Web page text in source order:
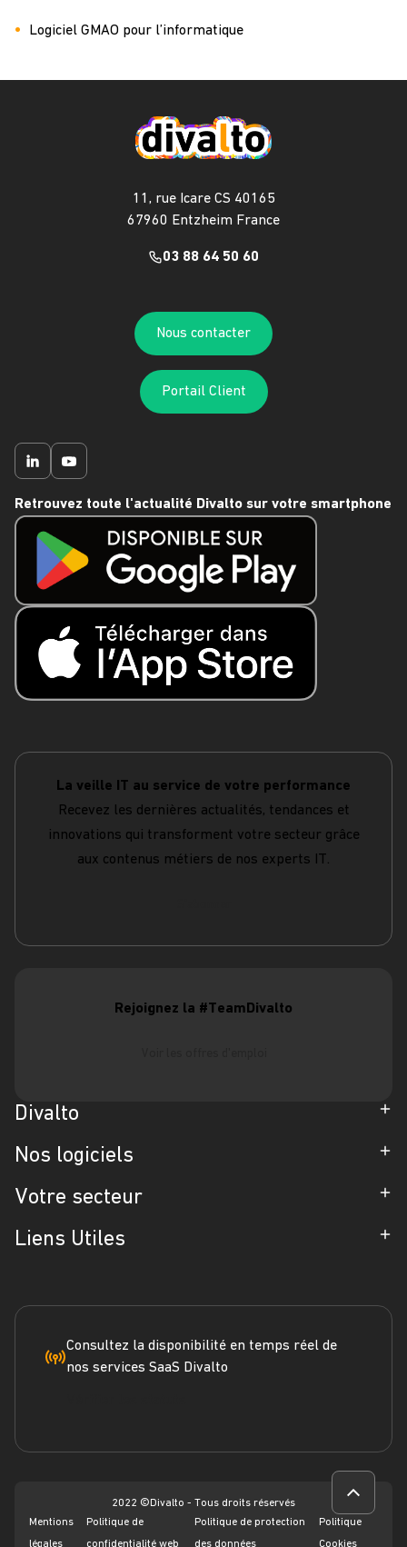
Logiciel GMAO pour l’informatique
11, rue Icare CS 40165
67960 Entzheim France
03 88 64 50 60
Nous contacter
Portail Client
Retrouvez toute l'actualité Divalto sur votre smartphone
La veille IT au service de votre performance
Recevez les dernières actualités, tendances et
innovations qui transforment votre secteur grâce
aux contenus métiers de nos experts IT.
Rejoignez la #TeamDivalto
Divalto
Entreprise
Partenaires
Blog
Engagement RSE
Nos logiciels
ERP
CRM
Votre secteur
Industrie
Liens Utiles
Marketplace
Dossier ERP
Consultez la disponibilité en temps réel de
nos services SaaS Divalto
2022 ©Divalto - Tous droits réservés
Mentions
légales
Politique de
confidentialité web
Politique de protection
des données
Politique
Cookies